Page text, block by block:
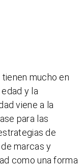
mucho en
y la
viene a la
para las
de
marcas y
como una forma